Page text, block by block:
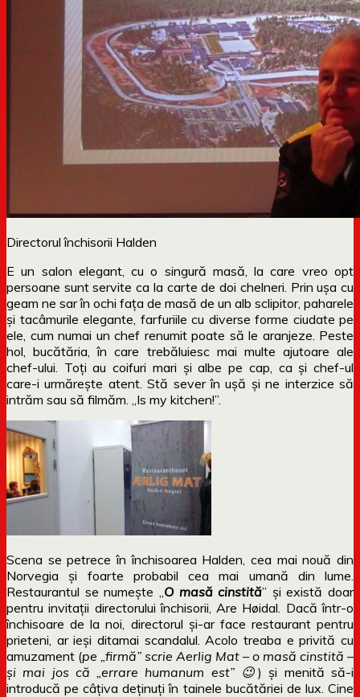
Directorul închisorii Halden
E un salon elegant, cu o singură masă, la care vreo opt
persoane sunt servite ca la carte de doi chelneri. Prin ușa cu
geam ne sar în ochi fața de masă de un alb sclipitor, paharele
și tacâmurile elegante, farfuriile cu diverse forme ciudate pe
ele, cum numai un chef renumit poate să le aranjeze. Peste
hol, bucătăria, în care trebăluiesc mai multe ajutoare ale
chef-ului. Toți au coifuri mari și albe pe cap, ca și chef-ul
care-i urmărește atent. Stă sever în ușă și ne interzice să
intrăm sau să filmăm. „Is my kitchen!”.
Scena se petrece în închisoarea Halden, cea mai nouă din
Norvegia și foarte probabil cea mai umană din lume.
Restaurantul se numește „ O masă cinstită” și există doar
pentru invitații directorului închisorii, Are Høidal. Dacă într-o
închisoare de la noi, directorul și-ar face restaurant pentru
prieteni, ar ieși ditamai scandalul. Acolo treaba e privită cu
amuzament (pe „firmă” scrie Aerlig Mat – o masă cinstită –
și mai jos că „errare humanum est” 😉) și menită să-i
introducă pe câțiva deținuți în tainele bucătăriei de lux. Cine